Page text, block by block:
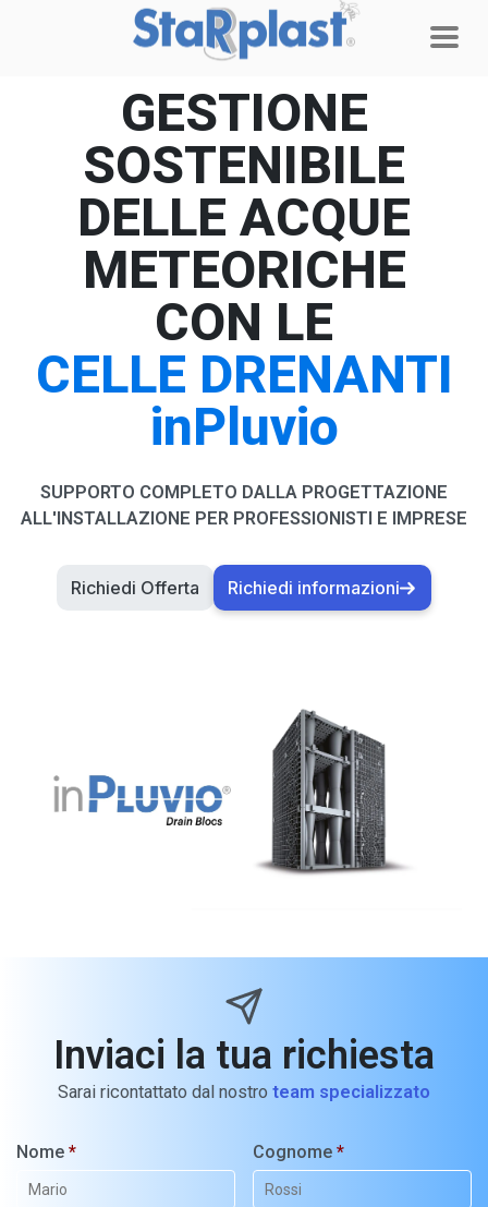
GESTIONE
SOSTENIBILE
DELLE ACQUE
METEORICHE
CON LE
CELLE DRENANTI
inPluvio
SUPPORTO COMPLETO DALLA PROGETTAZIONE
ALL'INSTALLAZIONE PER PROFESSIONISTI E IMPRESE
Richiedi Offerta Richiedi informazioni
Inviaci la tua richiesta
Sarai ricontattato dal nostro team specializzato
Nome * Cognome *